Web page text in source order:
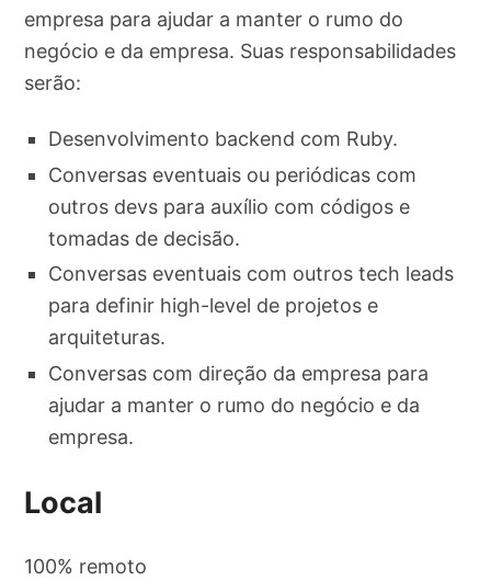
empresa para ajudar a manter o rumo do
negócio e da empresa. Suas responsabilidades
serão:
Desenvolvimento backend com Ruby.
Conversas eventuais ou periódicas com
outros devs para auxílio com códigos e
tomadas de decisão.
Conversas eventuais com outros tech leads
para definir high-level de projetos e
arquiteturas.
Conversas com direção da empresa para
ajudar a manter o rumo do negócio e da
empresa.
Local
100% remoto